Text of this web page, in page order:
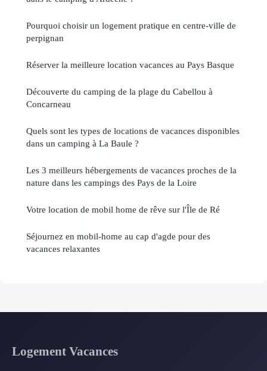
Pourquoi choisir un logement pratique en centre-ville de
perpignan
Réserver la meilleure location vacances au Pays Basque
Découverte du camping de la plage du Cabellou à
Concarneau
Quels sont les types de locations de vacances disponibles
dans un camping à La Baule ?
Les 3 meilleurs hébergements de vacances proches de la
nature dans les campings des Pays de la Loire
Votre location de mobil home de rêve sur l'Île de Ré
Séjournez en mobil-home au cap d'agde pour des
vacances relaxantes
Logement Vacances